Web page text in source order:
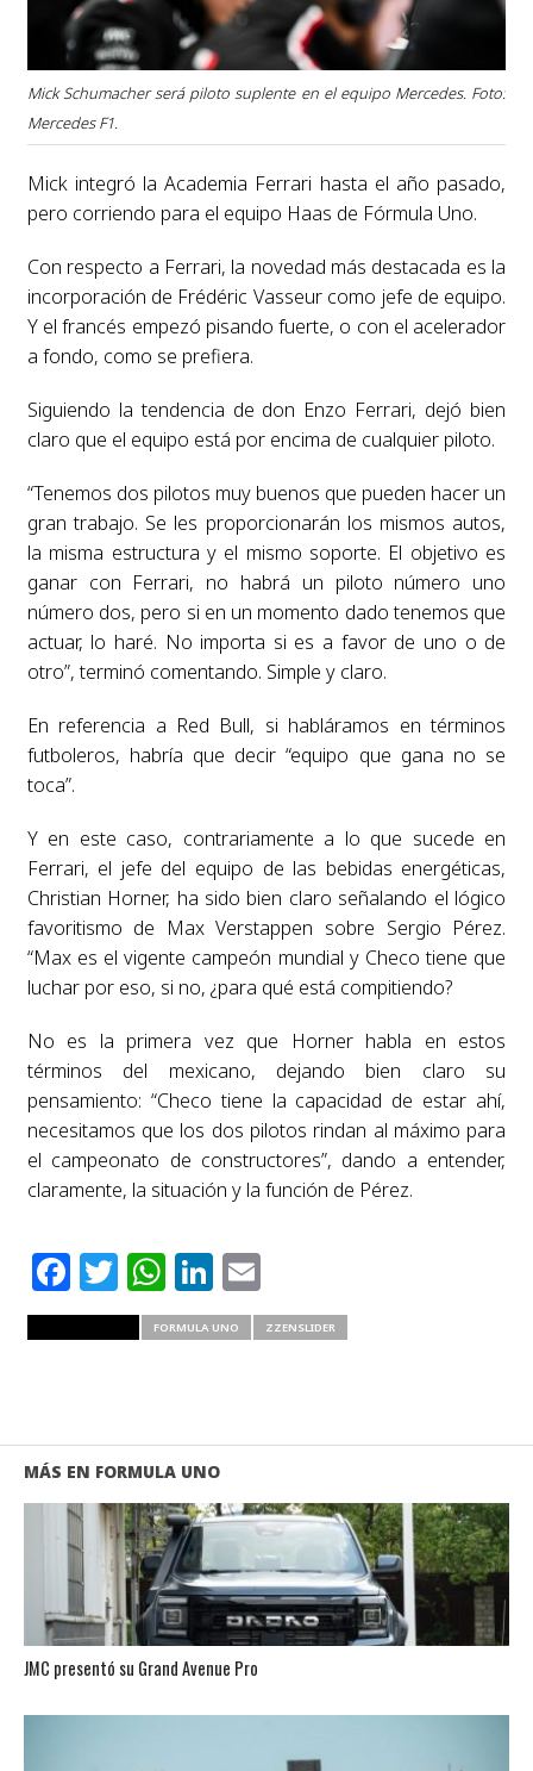
Mick Schumacher será piloto suplente en el equipo Mercedes. Foto:
Mercedes F1.
Mick integró la Academia Ferrari hasta el año pasado,
pero corriendo para el equipo Haas de Fórmula Uno.
Con respecto a Ferrari, la novedad más destacada es la
incorporación de Frédéric Vasseur como jefe de equipo.
Y el francés empezó pisando fuerte, o con el acelerador
a fondo, como se prefiera.
Siguiendo la tendencia de don Enzo Ferrari, dejó bien
claro que el equipo está por encima de cualquier piloto.
“Tenemos dos pilotos muy buenos que pueden hacer un
gran trabajo. Se les proporcionarán los mismos autos,
la misma estructura y el mismo soporte. El objetivo es
ganar con Ferrari, no habrá un piloto número uno
número dos, pero si en un momento dado tenemos que
actuar, lo haré. No importa si es a favor de uno o de
otro”, terminó comentando. Simple y claro.
En referencia a Red Bull, si habláramos en términos
futboleros, habría que decir “equipo que gana no se
toca”.
Y en este caso, contrariamente a lo que sucede en
Ferrari, el jefe del equipo de las bebidas energéticas,
Christian Horner, ha sido bien claro señalando el lógico
favoritismo de Max Verstappen sobre Sergio Pérez.
“Max es el vigente campeón mundial y Checo tiene que
luchar por eso, si no, ¿para qué está compitiendo?
No es la primera vez que Horner habla en estos
términos del mexicano, dejando bien claro su
pensamiento: “Checo tiene la capacidad de estar ahí,
necesitamos que los dos pilotos rindan al máximo para
el campeonato de constructores”, dando a entender,
claramente, la situación y la función de Pérez.
Facebook
Twitter
WhatsApp
LinkedIn
Email
FORMULA UNO ZZENSLIDER
MÁS EN FORMULA UNO
JMC presentó su Grand Avenue Pro